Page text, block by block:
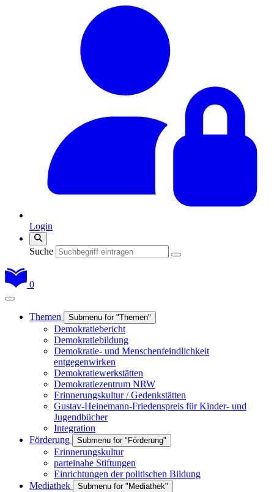
Login
Suche
0
Themen Submenu for "Themen"
Demokratiebericht
Demokratiebildung
Demokratie- und Menschenfeindlichkeit
entgegenwirken
Demokratiewerkstätten
Demokratiezentrum NRW
Erinnerungskultur / Gedenkstätten
Gustav-Heinemann-Friedenspreis für Kinder- und
Jugendbücher
Integration
Förderung
Submenu for "Förderung"
Erinnerungskultur
parteinahe Stiftungen
Einrichtungen der politischen Bildung
Mediathek
Submenu for "Mediathek"